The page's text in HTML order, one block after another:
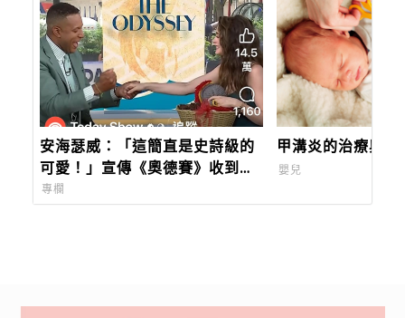
安海瑟威：「這簡直是史詩級的
可愛！」宣傳《奧德賽》收到這
份針織寶寶禮物籃，讓她感動到
專欄
甲溝炎的治療與照
嬰兒